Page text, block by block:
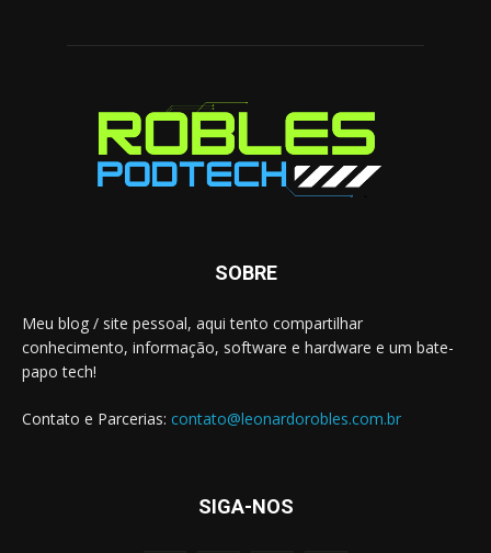
SOBRE
Meu blog / site pessoal, aqui tento compartilhar
conhecimento, informação, software e hardware e um bate-
papo tech!
Contato e Parcerias: contato@leonardorobles.com.br
SIGA-NOS